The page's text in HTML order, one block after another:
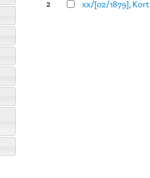
2 xx/[02/1879],